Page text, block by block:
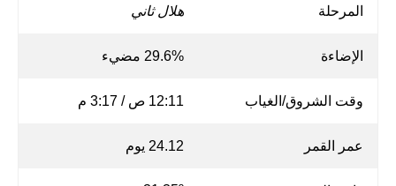
المرحلة هلال ثاني
الإضاءة 29.6% مضيء
وقت الشروق/الغياب 12:11 ص / 3:17 م
عمر القمر 24.12 يوم